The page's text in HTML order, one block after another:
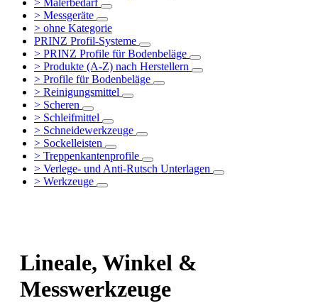
> Messgeräte
> ohne Kategorie
PRINZ Profil-Systeme
> PRINZ Profile für Bodenbeläge
> Produkte (A-Z) nach Herstellern
> Profile für Bodenbeläge
> Reinigungsmittel
> Scheren
> Schleifmittel
> Schneidewerkzeuge
> Sockelleisten
> Treppenkantenprofile
> Verlege- und Anti-Rutsch Unterlagen
> Werkzeuge
Lineale, Winkel &
Messwerkzeuge